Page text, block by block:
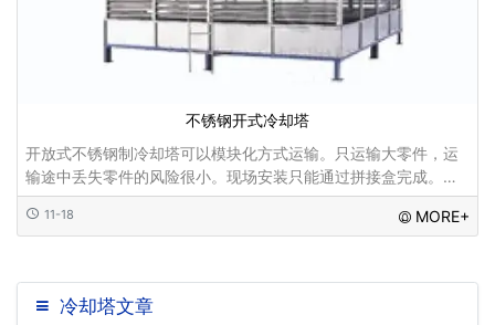
不锈钢开式冷却塔
开放式不锈钢制冷却塔可以模块化方式运输。只运输大零件，运
输途中丢失零件的风险很小。现场安装只能通过拼接盒完成。本
发明结构稳定，内部环境好，运行平稳，效果好，性能优良。钢
制 11-18 MORE+
冷却塔文章